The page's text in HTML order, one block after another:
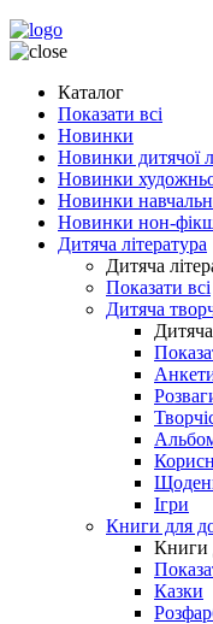
Каталог
Показати всі
Новинки
Новинки дитячої
Новинки
Новинки
Новинки нон-
Дитяча література
Дитяча
Показати всі
Дитяча
Дитяча
Ігри
Книги для
Книги
Казки